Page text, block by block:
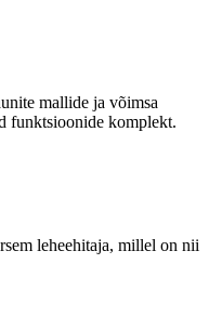
mallide ja võimsa
funktsioonide komplekt.
leheehitaja, millel on nii